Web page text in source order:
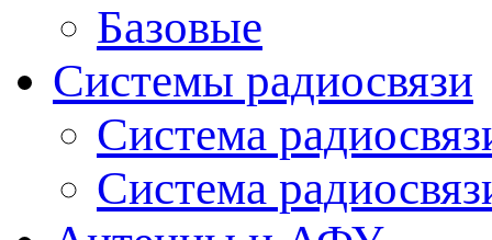
Базовые
Системы радиосвязи
Система
Система